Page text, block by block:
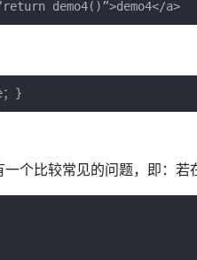
demo4()”>demo4</a>
}
个比较常见的问题，即：